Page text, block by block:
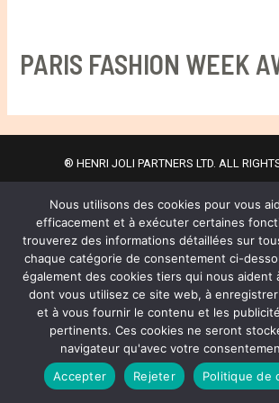
PARIS FASHION WEEK
® HENRI JOLI PARTNERS LTD. ALL
Copyright © 2026 Henri Joli | 周
Privacy Policy
Nous utilisons des cookies pour vous
efficacement et à exécuter certaines
trouverez des informations détaillées sur
chaque catégorie de consentement ci-
également des cookies tiers qui nous aident
dont vous utilisez ce site web, à
et à vous fournir le contenu et les
pertinents. Ces cookies ne seront
navigateur qu'avec votre
Accepter
Rejeter Politique de